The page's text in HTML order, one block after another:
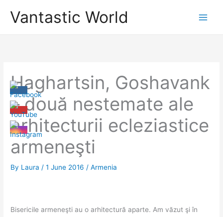
Vantastic World
Haghartsin, Goshavank
– două nestemate ale
arhitecturii ecleziastice
armeneşti
By Laura/1 June 2016/Armenia
Bisericile armeneşti au o arhitectură aparte. Am văzut şi în